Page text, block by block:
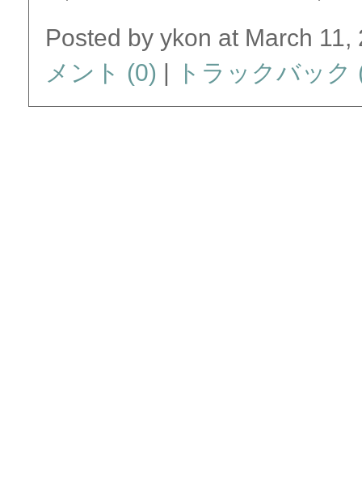
Posted by ykon at March
メント (0) | トラックバック